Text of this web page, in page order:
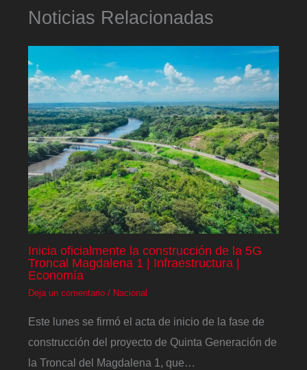
Noticias Relacionadas
Inicia oficialmente la construcción de la 5G
Troncal Magdalena 1 | Infraestructura |
Economía
Deja un comentario / Nacional
Este lunes se firmó el acta de inicio de la fase de
construcción del proyecto de Quinta Generación de
la Troncal del Magdalena 1, que…